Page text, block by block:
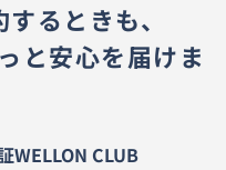
るときも、
と安心を届けま
WELLON CLUB